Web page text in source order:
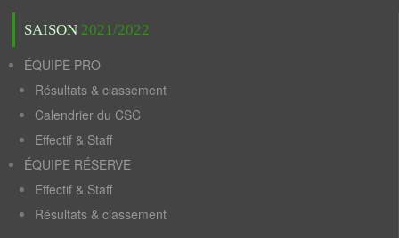
SAISON 2021/2022
ÉQUIPE PRO
Résultats & classement
Calendrier du CSC
Effectif & Staff
ÉQUIPE RÉSERVE
Effectif & Staff
Résultats & classement